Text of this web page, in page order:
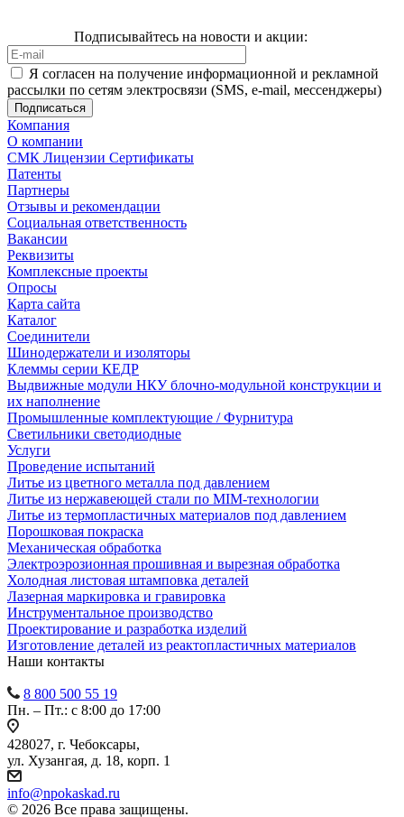
Подписывайтесь на новости и акции:
Я согласен на получение информационной и рекламной
рассылки по сетям электросвязи (SMS, e-mail, мессенджеры)
Компания
О компании
СМК Лицензии Сертификаты
Патенты
Партнеры
Отзывы и рекомендации
Социальная ответственность
Вакансии
Реквизиты
Комплексные проекты
Опросы
Карта сайта
Каталог
Соединители
Шинодержатели и изоляторы
Клеммы серии КЕДР
Выдвижные модули НКУ блочно-модульной конструкции и
их наполнение
Промышленные комплектующие / Фурнитура
Светильники светодиодные
Услуги
Проведение испытаний
Литье из цветного металла под давлением
Литье из нержавеющей стали по MIM-технологии
Литье из термопластичных материалов под давлением
Порошковая покраска
Механическая обработка
Электроэрозионная прошивная и вырезная обработка
Холодная листовая штамповка деталей
Лазерная маркировка и гравировка
Инструментальное производство
Проектирование и разработка изделий
Изготовление деталей из реактопластичных материалов
Наши контакты
8 800 500 55 19
Пн. – Пт.: с 8:00 до 17:00
428027, г. Чебоксары,
ул. Хузангая, д. 18, корп. 1
info@npokaskad.ru
© 2026 Все права защищены.